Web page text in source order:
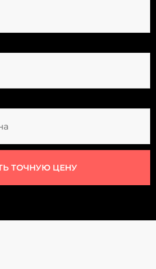
ТОЧНУЮ ЦЕНУ